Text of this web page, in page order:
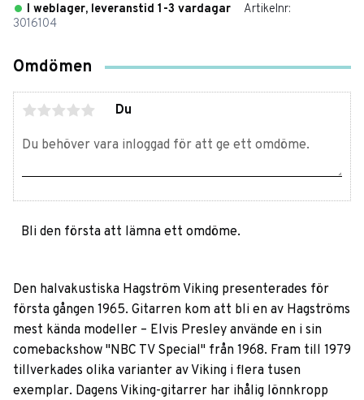
I weblager, leveranstid 1-3 vardagar
Artikelnr
3016104
Omdömen
Du
Bli den första att lämna ett omdöme.
Den halvakustiska Hagström Viking presenterades för
första gången 1965. Gitarren kom att bli en av Hagströms
mest kända modeller – Elvis Presley använde en i sin
comebackshow "NBC TV Special" från 1968. Fram till 1979
tillverkades olika varianter av Viking i flera tusen
exemplar. Dagens Viking-gitarrer har ihålig lönnkropp